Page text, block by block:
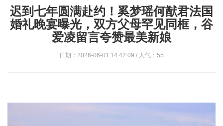
迟到七年圆满赴约！奚梦瑶何猷君法国
婚礼晚宴曝光，双方父母罕见同框，谷
爱凌留言夸赞最美新娘
日期：2026-06-01 14:42:09 / 人气：55